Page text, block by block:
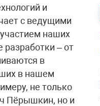
и
с ведущими
наших
– от
в
в нашем
не только
Пёрышкин, но и